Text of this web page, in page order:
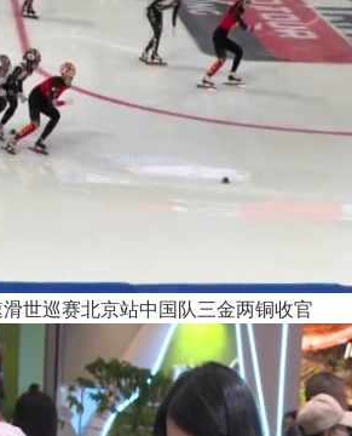
世巡赛北京站中国队三金两铜收官